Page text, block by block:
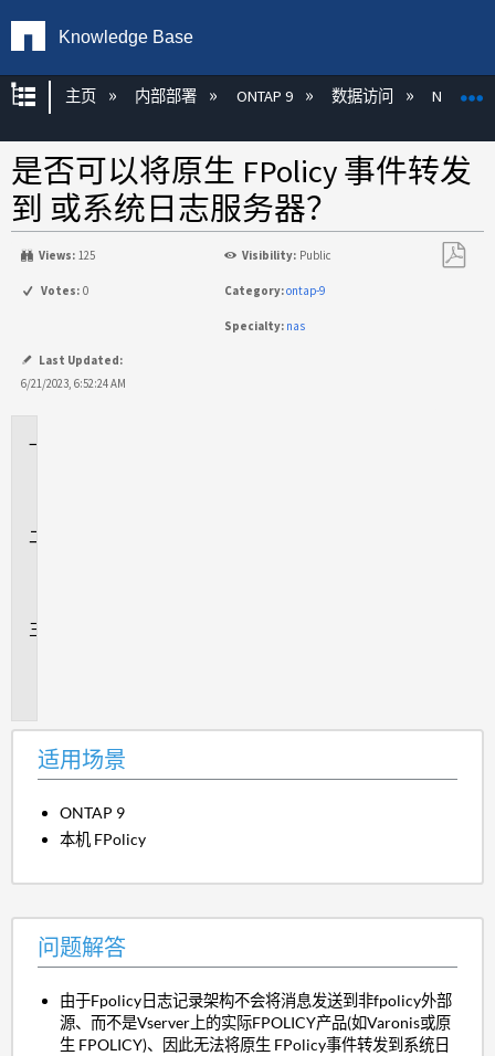
Knowledge Base
扩展/隐缩全局层次
主页 内部部署 ONTAP 9 数据访问 NAS
是否可以将原生 FPolicy 事件转发
到 或系统日志服务器？
Views: 125 Visibility: Public
Votes: 0 Category:ontap-9
Specialty: nas
Last Updated:
6/21/2023, 6:52:24 AM
适用场景
ONTAP 9
本机 FPolicy
问题解答
由于Fpolicy日志记录架构不会将消息发送到非fpolicy外部
源、而不是Vserver上的实际FPOLICY产品(如Varonis或原
生 FPOLICY)、因此无法将原生 FPolicy事件转发到系统日